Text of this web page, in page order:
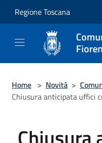
Regione Toscana
Home > Novità >
Chiusura anticipata uffici